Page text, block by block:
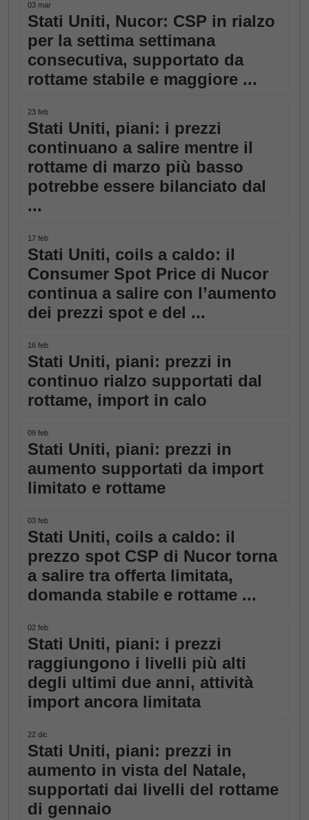
03 mar
Stati Uniti, Nucor: CSP in rialzo
per la settima settimana
consecutiva, supportato da
rottame stabile e maggiore ...
23 feb
Stati Uniti, piani: i prezzi
continuano a salire mentre il
rottame di marzo più basso
potrebbe essere bilanciato dal
...
17 feb
Stati Uniti, coils a caldo: il
Consumer Spot Price di Nucor
continua a salire con l’aumento
dei prezzi spot e del ...
16 feb
Stati Uniti, piani: prezzi in
continuo rialzo supportati dal
rottame, import in calo
09 feb
Stati Uniti, piani: prezzi in
aumento supportati da import
limitato e rottame
03 feb
Stati Uniti, coils a caldo: il
prezzo spot CSP di Nucor torna
a salire tra offerta limitata,
domanda stabile e rottame ...
02 feb
Stati Uniti, piani: i prezzi
raggiungono i livelli più alti
degli ultimi due anni, attività
import ancora limitata
22 dic
Stati Uniti, piani: prezzi in
aumento in vista del Natale,
supportati dai livelli del rottame
di gennaio